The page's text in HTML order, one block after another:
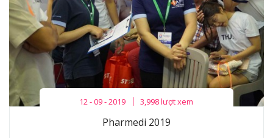
12 - 09 - 2019 3,998 lượt xem
Pharmedi 2019